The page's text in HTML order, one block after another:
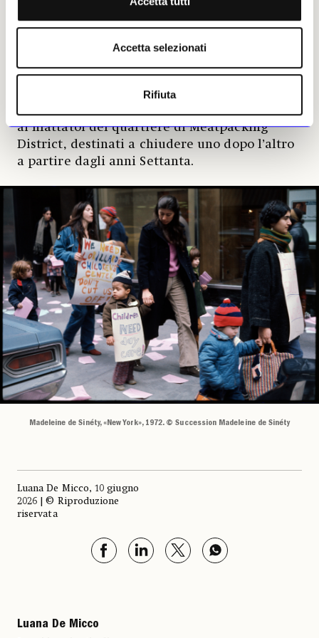
Accetta selezionati
Rifiuta
lavoro nei campi, le feste di paese, i picnic
all’ombra dei meli, i semplici momenti
domestici. Di questi anni ha lasciato un
periodo «americano» (1985-2011), tra Rangeley,
nel Maine, e New York, dove si trasferisce con
marito e figlio. Qui si interessa in particolare
ai mattatoi del quartiere di Meatpacking
District, destinati a chiudere uno dopo l’altro
a partire dagli anni Settanta.
Madeleine de Sinéty, «New York», 1972. © Succession Madeleine de Sinéty
Luana De Micco, 10 giugno
2026 | © Riproduzione
riservata
Luana De Micco